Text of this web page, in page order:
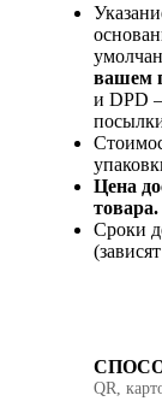
вашем
и DPD
Цена
товара.
Сроки
QR,